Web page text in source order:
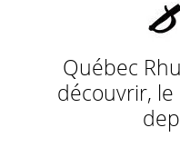
Québec
découvrir,